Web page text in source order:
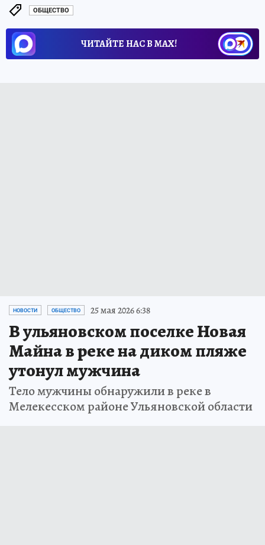
ОБЩЕСТВО
ЧИТАЙТЕ НАС В МАХ!
НОВОСТИ ОБЩЕСТВО 25 мая 2026 6:38
В ульяновском поселке Новая
Майна в реке на диком пляже
утонул мужчина
Тело мужчины обнаружили в реке в
Мелекесском районе Ульяновской области